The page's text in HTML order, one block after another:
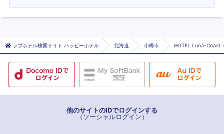
ラブホテル検索サイト ハッピーホテル 北海道 小樽市 HOTEL Luna-Coast
他のサイトのIDでログインする
（ソーシャルログイン）